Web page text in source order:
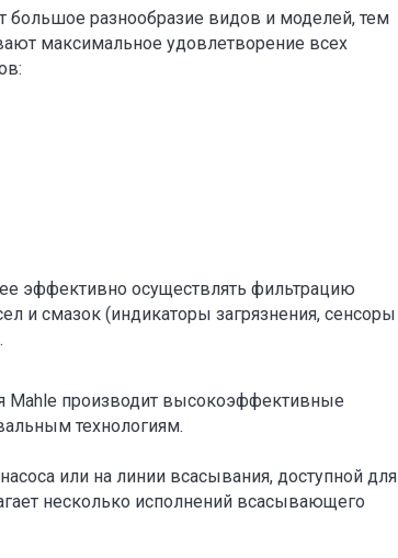
разнообразие видов и моделей, тем
максимальное удовлетворение всех
эффективно осуществлять фильтрацию
и смазок (индикаторы загрязнения, сенсоры
Mahle производит высокоэффективные
технологиям.
или на линии всасывания, доступной для
несколько исполнений всасывающего